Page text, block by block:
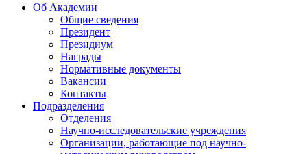
Об Академии
Общие сведения
Президент
Президиум
Награды
Нормативные документы
Вакансии
Контакты
Подразделения
Отделения
Научно-исследовательские учреждения
Организации, работающие под научно-